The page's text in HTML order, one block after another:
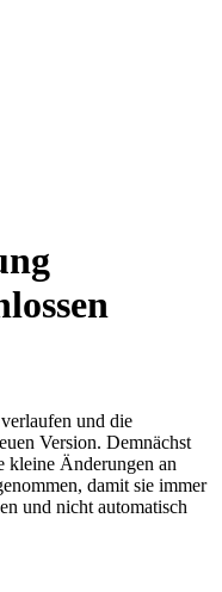
und die
Version. Demnächst
kleine Änderungen an
damit sie immer
und nicht automatisch